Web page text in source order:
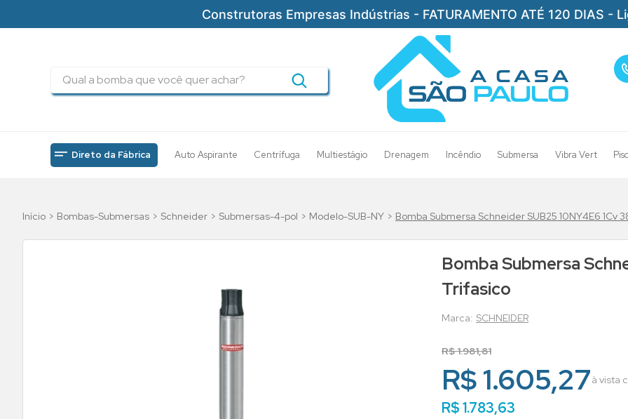
Construtoras Empresas Indústrias - FATURAMENTO ATÉ 120 DIAS -
Direto da Fábrica Auto Aspirante Centrífuga Multiestágio Drenagem Incêndio Submersa Vibra Vert
Bombas-Submersas Schneider Submersas-4-pol Modelo-SUB-NY Bomba Submersa Schneider SUB25 10NY4E6 1Cv
Bomba Submersa
Trifasico
SCHNEIDER
R$1.981,81
R$ 1.605,27à vista
R$1.783,63
drenagem